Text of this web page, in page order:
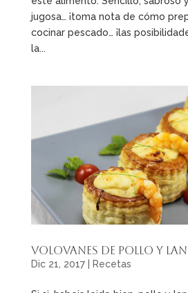
jugosa… ¡toma nota de cómo
cocinar pescado… ¡las
la...
Volovanes de Pollo y
Dic 21, 2017| Recetas